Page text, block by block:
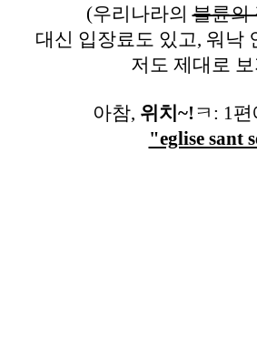
(우리나라의불륜의
대신 입장료도 있고, 워낙
저도 제대로
아참, 위치~!ㅋ: 1
"eglise sant